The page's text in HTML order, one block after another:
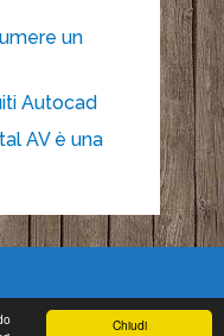
Chiudi
un
Autocad
AV è una